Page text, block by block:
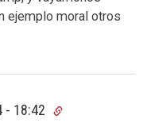
ejemplo moral otros
- 18:42